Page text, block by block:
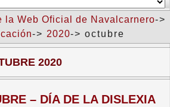
la Web Oficial de Navalcarnero->
-> 2020-> octubre
2020
– DÍA DE LA DISLEXIA